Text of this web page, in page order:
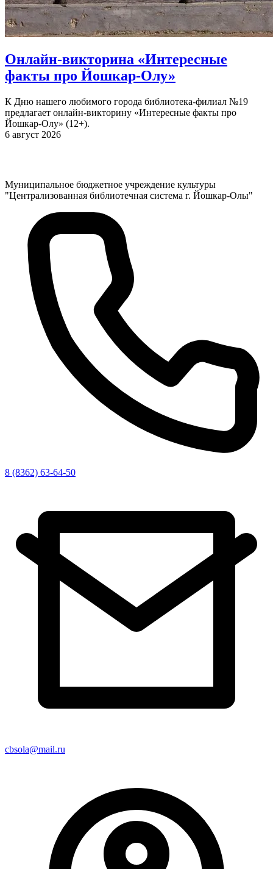
Онлайн-викторина «Интересные
факты про Йошкар-Олу»
К Дню нашего любимого города библиотека-филиал №19
предлагает онлайн-викторину «Интересные факты про
Йошкар-Олу» (12+).
6 август 2026
Муниципальное бюджетное учреждение культуры
"Централизованная библиотечная система г. Йошкар-Олы"
8 (8362) 63-64-50
cbsola@mail.ru